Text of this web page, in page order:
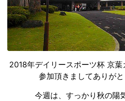
2018年デイリースポーツ杯 京
参加頂きましてありがと
今週は、すっかり秋の陽